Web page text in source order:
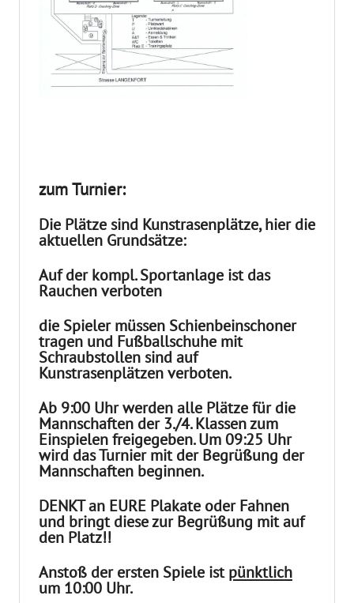
zum Turnier:
Die Plätze sind Kunstrasenplätze, hier die
aktuellen Grundsätze:
Auf der kompl. Sportanlage ist das
Rauchen verboten
die Spielermüssen Schienbeinschoner
tragen und Fußballschuhe mit
Schraubstollen sind auf
Kunstrasenplätzenverboten.
Ab 9:00 Uhr werden alle Plätze für die
Mannschaften der3./4.Klassen zum
Einspielen freigegeben. Um09:25 Uhr
wird das Turnier mit der Begrüßung der
Mannschaften beginnen.
DENKT an EURE Plakate oder Fahnen
und bringt diese zur Begrüßung mit auf
den Platz!!
Anstoß der ersten Spiele istpünktlich
um 10:00 Uhr.